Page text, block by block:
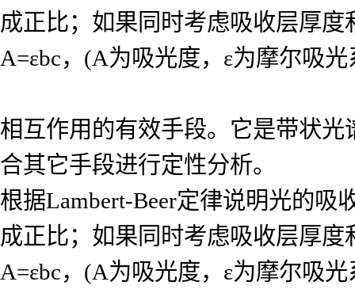
成正比；如果同时考虑吸收层厚
A=εbc，(A为吸光度，ε为摩尔吸
相互作用的有效手段。它是带状
合其它手段进行定性分析。
根据Lambert-Beer定律说明光的
成正比；如果同时考虑吸收层厚
A=εbc，(A为吸光度，ε为摩尔吸